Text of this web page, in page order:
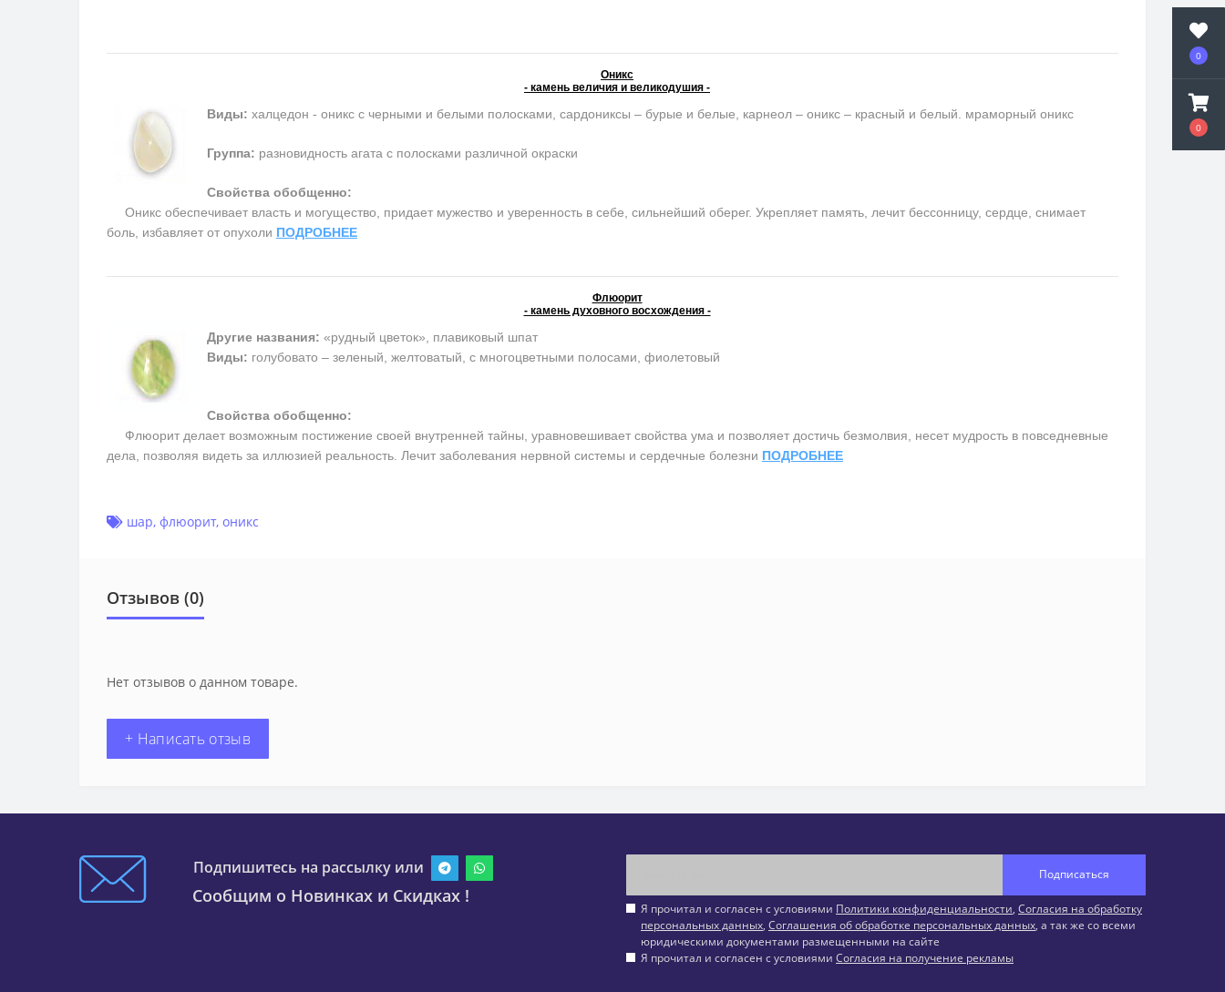
0
0
Оникс
- камень величия и великодушия -
Виды: халцедон - оникс с черными и белыми полосками, сардониксы – бурые и белые, карнеол – оникс – красный и белый. мраморный оникс
Группа: разновидность агата с полосками различной окраски
Свойства обобщенно:
Оникс обеспечивает власть и могущество, придает мужество и уверенность в себе, сильнейший оберег. Укрепляет память, лечит бессонницу, сердце, снимает
боль, избавляет от опухоли ПОДРОБНЕЕ
Флюорит
- камень духовного восхождения -
Другие названия: «рудный цветок», плавиковый шпат
Виды: голубовато – зеленый, желтоватый, с многоцветными полосами, фиолетовый
Свойства обобщенно:
Флюорит делает возможным постижение своей внутренней тайны, уравновешивает свойства ума и позволяет достичь безмолвия, несет мудрость в повседневные
дела, позволяя видеть за иллюзией реальность. Лечит заболевания нервной системы и сердечные болезни ПОДРОБНЕЕ
шар, флюорит, оникс
Отзывов (0)
Нет отзывов о данном товаре.
+ Написать отзыв
Подпишитесь на рассылку или
Сообщим о Новинках и Скидках !
Подписаться
Я прочитал и согласен с условиями Политики конфиденциальности, Согласия на обработку
персональных данных, Соглашения об обработке персональных данных, а так же со всеми
юридическими документами размещенными на сайте
Я прочитал и согласен с условиями Согласия на получение рекламы